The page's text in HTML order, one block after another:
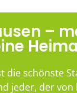
–
die schönste
jeder, der